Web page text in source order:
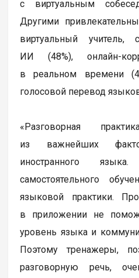
с виртуальным
Другими
виртуальный
ИИ (48%), онлайн-
в реальном времени
голосовой перевод
«Разговорная
из важнейших
иностранного
самостоятельного
языковой практики.
в приложении не
уровень языка и
Поэтому тренажеры,
разговорную речь,